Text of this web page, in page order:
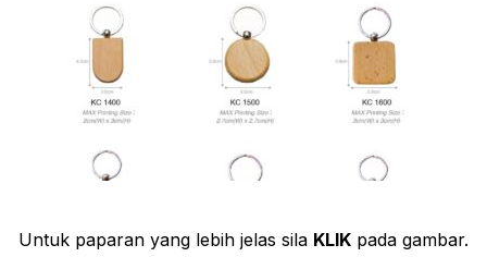
Untuk paparan yang lebih jelas sila KLIK pada gambar.